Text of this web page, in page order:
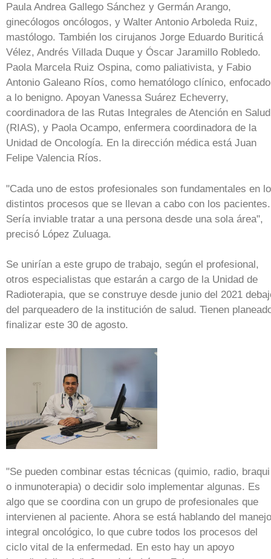
Paula Andrea Gallego Sánchez y Germán Arango,
ginecólogos oncólogos, y Walter Antonio Arboleda Ruiz,
mastólogo. También los cirujanos Jorge Eduardo Buriticá
Vélez, Andrés Villada Duque y Óscar Jaramillo Robledo.
Paola Marcela Ruiz Ospina, como paliativista, y Fabio
Antonio Galeano Ríos, como hematólogo clínico, enfocado
a lo benigno. Apoyan Vanessa Suárez Echeverry,
coordinadora de las Rutas Integrales de Atención en Salud
(RIAS), y Paola Ocampo, enfermera coordinadora de la
Unidad de Oncología. En la dirección médica está Juan
Felipe Valencia Ríos.
"Cada uno de estos profesionales son fundamentales en
distintos procesos que se llevan a cabo con los pacientes.
Sería inviable tratar a una persona desde una sola área",
precisó López Zuluaga.
Se unirían a este grupo de trabajo, según el profesional,
otros especialistas que estarán a cargo de la Unidad de
Radioterapia, que se construye desde junio del 2021
del parqueadero de la institución de salud. Tienen
finalizar este 30 de agosto.
"Se pueden combinar estas técnicas (quimio, radio, braqui
o inmunoterapia) o decidir solo implementar algunas. Es
algo que se coordina con un grupo de profesionales que
intervienen al paciente. Ahora se está hablando del manejo
integral oncológico, lo que cubre todos los procesos del
ciclo vital de la enfermedad. En esto hay un apoyo